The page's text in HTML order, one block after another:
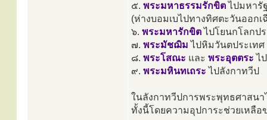
๕. พระมหาธรรมรักขิตไปมหารั
(ห่างบอมเบไปทางทิศตะวันออกเ
๖. พระมหารักขิตไปโยนกโลกปร
๗. พระมัชฌิม ไปหิมวันตประเท
๘. พระโสณะ และ พระอุตตระ ไ
๙. พระมหินทเถระ ไปลังกาทวีป
ในลังกาทวีปการพระพุทธศาสนา
ทั้งนี้โดยความอุปการะช่วยเหลือ